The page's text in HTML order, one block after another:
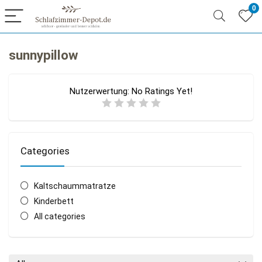
0
sunnypillow
Nutzerwertung: No Ratings Yet!
Categories
Kaltschaummatratze
Kinderbett
All categories